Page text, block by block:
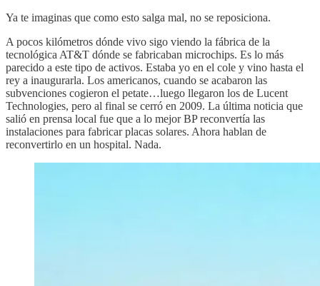
Ya te imaginas que como esto salga mal, no se reposiciona.
A pocos kilómetros dónde vivo sigo viendo la fábrica de la
tecnológica AT&T dónde se fabricaban microchips. Es lo más
parecido a este tipo de activos. Estaba yo en el cole y vino hasta el
rey a inaugurarla. Los americanos, cuando se acabaron las
subvenciones cogieron el petate…luego llegaron los de Lucent
Technologies, pero al final se cerró en 2009. La última noticia que
salió en prensa local fue que a lo mejor BP reconvertía las
instalaciones para fabricar placas solares. Ahora hablan de
reconvertirlo en un hospital. Nada.